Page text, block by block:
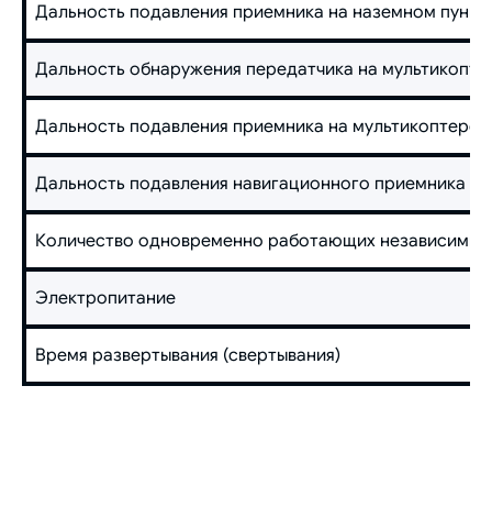
Дальность подавления приемника на наземном
Дальность обнаружения передатчика на
Дальность подавления приемника на мультикоптере
Дальность подавления навигационного приемника
Количество одновременно работающих
Электропитание
Время развертывания (свертывания)